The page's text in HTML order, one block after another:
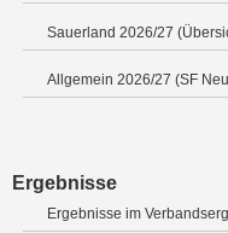
Sauerland 2026/27
Allgemein 2026/27 (SF
Ergebnisse
Ergebnisse im